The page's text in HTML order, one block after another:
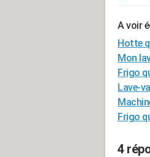
A voir
Hotte
Mon
Frigo
Lave-
Frigo
4